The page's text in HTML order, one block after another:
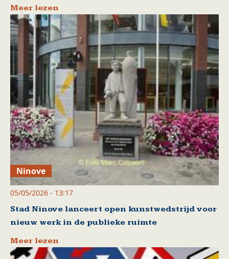
Meer lezen
Ninove
05/05/2026 - 13:17
Stad Ninove lanceert open kunstwedstrijd voor
nieuw werk in de publieke ruimte
Meer lezen